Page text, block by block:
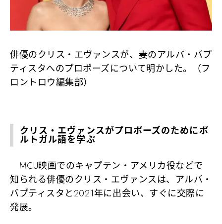
俳優のクリス・エヴァンスが、妻のアルバ・バプ
ティスタへのプロポーズについて明かした。（フ
ロントロウ編集部）
クリス・エヴァンスがプロポーズのためにポ
ルトガル語を学ぶ
MCU映画でのキャプテン・アメリカ役などで
知られる俳優のクリス・エヴァンスは、アルバ・
バプティスタと2021年に出会い、すぐに交際に
発展。